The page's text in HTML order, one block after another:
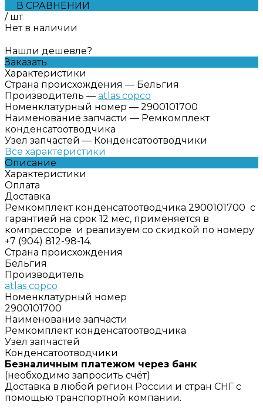
В СРАВНЕНИИ
/ шт
Нет в наличии
Нашли дешевле?
Заказать
Характеристики
Страна происхождения — Бельгия
Производитель — atlas copco
Номенклатурный номер — 2900101700
Наименование запчасти — Ремкомплект
конденсатоотводчика
Узел запчастей — Конденсатоотводчики
Все характеристики
Описание
Характеристики
Оплата
Доставка
Ремкомплект конденсатоотводчика 2900101700 с
гарантией на срок 12 мес, применяется в
компрессоре и реализуем со скидкой по номеру
+7 (904) 812-98-14.
Страна происхождения
Бельгия
Производитель
atlas copco
Номенклатурный номер
2900101700
Наименование запчасти
Ремкомплект конденсатоотводчика
Узел запчастей
Конденсатоотводчики
Безналичным платежом через банк
(необходимо запросить счёт)
Доставка в любой регион России и стран СНГ с
помощью транспортной компании.